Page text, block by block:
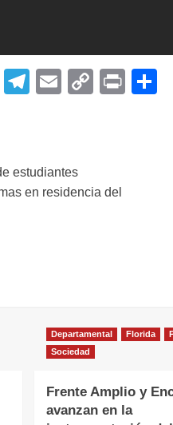
WhatsApp
Telegram
EmailCopyPrint
estudiantes
en residencia del
Departamental Florida
Sociedad
Frente Amplio y
avanzan en la